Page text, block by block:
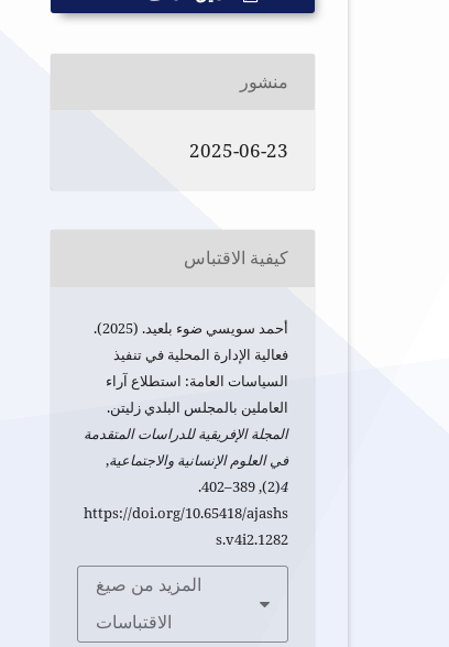
منشور
2025-06-23
كيفية الاقتباس
أحمد سويسي ضوء بلعيد. (2025).
فعالية الإدارة المحلية في تنفيذ
السياسات العامة: استطلاع آراء
العاملين بالمجلس البلدي زليتن.
المجلة الإفريقية للدراسات المتقدمة
في العلوم الإنسانية والاجتماعية,
4
(2), 389–402.
https://doi.org/10.65418/ajashs
s.v4i2.1282
المزيد من صيغ
الاقتباسات